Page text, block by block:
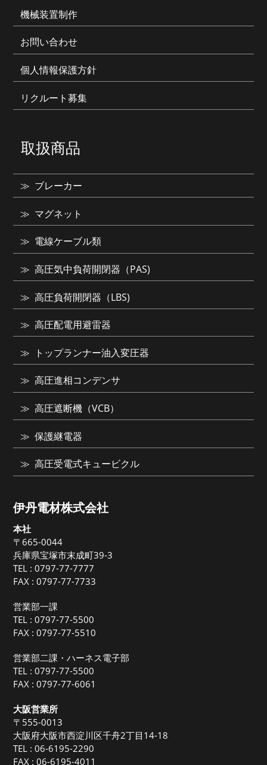
伊丹電材株式会社
本社
〒665-0044
兵庫県宝塚市末成町39-3
TEL :0797-77-7777
FAX : 0797-77-7733
営業部一課
TEL :0797-77-5500
FAX : 0797-77-5510
営業部二課・ハーネス電子部
TEL :0797-77-5500
FAX : 0797-77-6061
大阪営業所
〒555-0013
大阪府大阪市西淀川区千舟2丁目14-18
TEL :06-6195-2290
FAX : 06-6195-4011
機械装置制作
お問い合わせ
個人情報保護方針
リクルート募集
取扱商品
ブレーカー
マグネット
電線ケーブル類
高圧気中負荷開閉器（PAS)
高圧負荷開閉器（LBS)
高圧配電用避雷器
トップランナー油入変圧器
高圧進相コンデンサ
高圧遮断機（VCB）
保護継電器
高圧受電式キュービクル